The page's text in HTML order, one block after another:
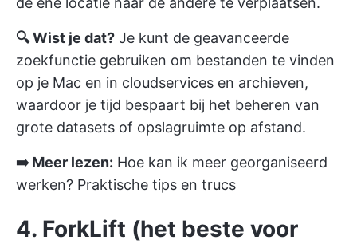
🔍 Wist je dat? Je kunt de geavanceerde
zoekfunctie gebruiken om bestanden te vinden
op je Mac en in cloudservices en archieven,
waardoor je tijd bespaart bij het beheren van
grote datasets of opslagruimte op afstand.
➡️ Meer lezen: Hoe kan ik meer georganiseerd
werken? Praktische tips en trucs
4. ForkLift (het beste voor